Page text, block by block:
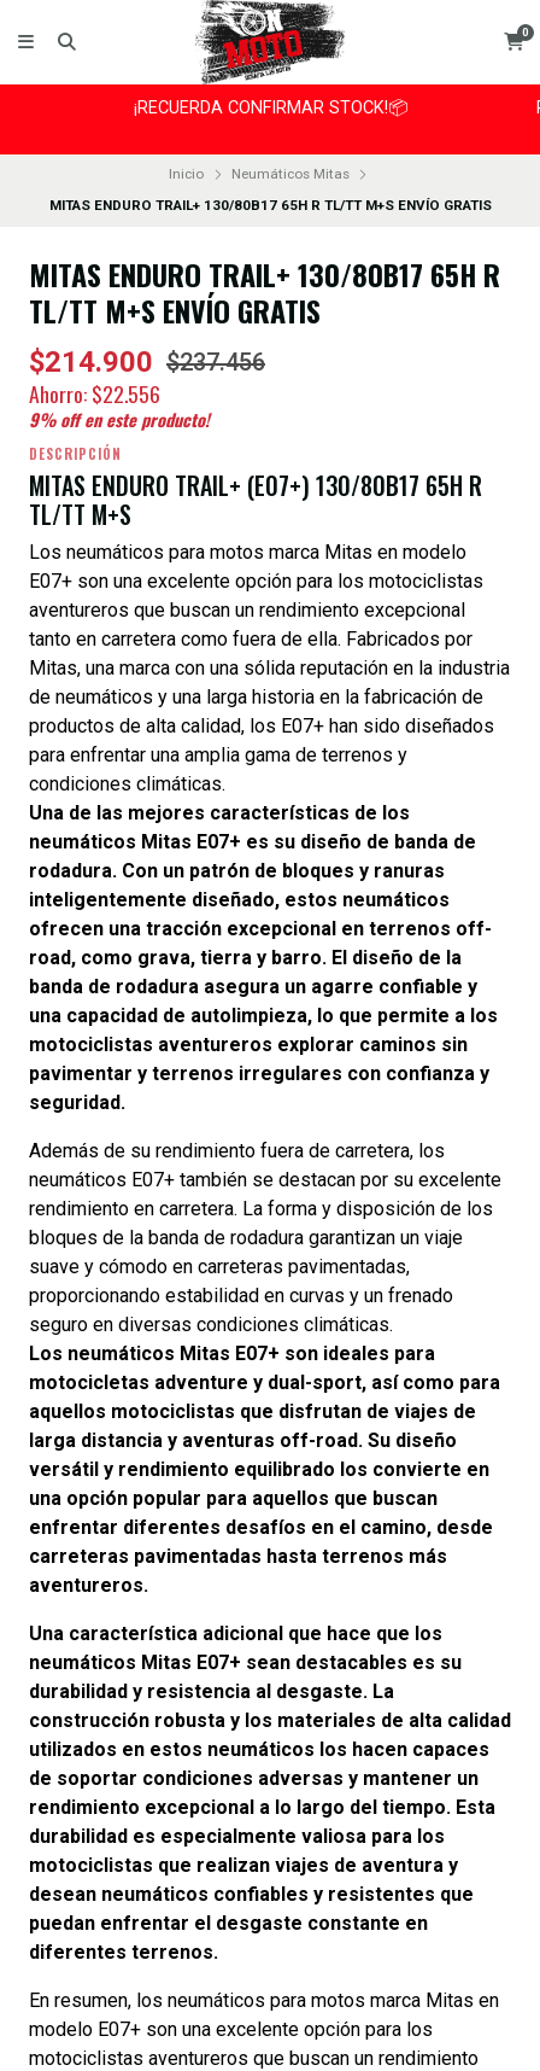
0
¡RECUERDA CONFIRMAR STOCK!📦
Inicio
Neumáticos Mitas
MITAS ENDURO TRAIL+ 130/80B17 65H R TL/TT M+S ENVÍO GRATIS
MITAS ENDURO TRAIL+ 130/80B17 65H R
TL/TT M+S ENVÍO GRATIS
$214.900 $237.456
Ahorro:$22.556
9% off en este producto!
DESCRIPCIÓN
MITAS ENDURO TRAIL+ (E07+) 130/80B17 65H R
TL/TT M+S
Los neumáticos para motos marca Mitas en modelo
E07+ son una excelente opción para los motociclistas
aventureros que buscan un rendimiento excepcional
tanto en carretera como fuera de ella. Fabricados por
Mitas, una marca con una sólida reputación en la industria
de neumáticos y una larga historia en la fabricación de
productos de alta calidad, los E07+ han sido diseñados
para enfrentar una amplia gama de terrenos y
condiciones climáticas.
Una de las mejores características de los
neumáticos Mitas E07+ es su diseño de banda de
rodadura. Con un patrón de bloques y ranuras
inteligentemente diseñado, estos neumáticos
ofrecen una tracción excepcional en terrenos off-
road, como grava, tierra y barro. El diseño de la
banda de rodadura asegura un agarre confiable y
una capacidad de autolimpieza, lo que permite a los
motociclistas aventureros explorar caminos sin
pavimentar y terrenos irregulares con confianza y
seguridad.
Además de su rendimiento fuera de carretera, los
neumáticos E07+ también se destacan por su excelente
rendimiento en carretera. La forma y disposición de los
bloques de la banda de rodadura garantizan un viaje
suave y cómodo en carreteras pavimentadas,
proporcionando estabilidad en curvas y un frenado
seguro en diversas condiciones climáticas.
Los neumáticos Mitas E07+ son ideales para
motocicletas adventure y dual-sport, así como para
aquellos motociclistas que disfrutan de viajes de
larga distancia y aventuras off-road. Su diseño
versátil y rendimiento equilibrado los convierte en
una opción popular para aquellos que buscan
enfrentar diferentes desafíos en el camino, desde
carreteras pavimentadas hasta terrenos más
aventureros.
Una característica adicional que hace que los
neumáticos Mitas E07+ sean destacables es su
durabilidad y resistencia al desgaste. La
construcción robusta y los materiales de alta calidad
utilizados en estos neumáticos los hacen capaces
de soportar condiciones adversas y mantener un
rendimiento excepcional a lo largo del tiempo. Esta
durabilidad es especialmente valiosa para los
motociclistas que realizan viajes de aventura y
desean neumáticos confiables y resistentes que
puedan enfrentar el desgaste constante en
diferentes terrenos.
En resumen, los neumáticos para motos marca Mitas en
modelo E07+ son una excelente opción para los
motociclistas aventureros que buscan un rendimiento